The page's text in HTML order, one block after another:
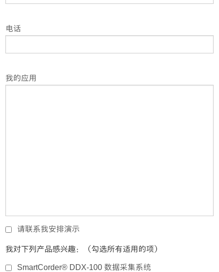
电话
我的应用
请联系我安排演示
我对下列产品感兴趣：（勾选所有适用的项）
SmartCorder® DDX-100 数据采集系统